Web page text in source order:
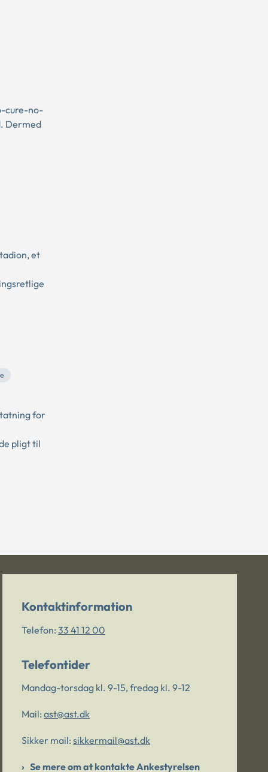
cure-no-
Dermed
et
for
pligt til
Kontaktinformation
Telefon: 33 41 12 00
Telefontider
Mandag-torsdag kl. 9-15, fredag kl. 9-12
Mail: ast@ast.dk
Sikker mail: sikkermail@ast.dk
Se mere om at kontakte Ankestyrelsen